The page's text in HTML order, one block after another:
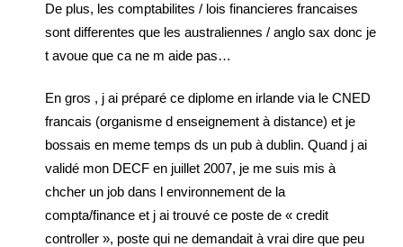
De plus, les comptabilites / lois financieres francaises
sont differentes que les australiennes / anglo sax donc je
t avoue que ca ne m aide pas…
En gros , j ai préparé ce diplome en irlande via le CNED
francais (organisme d enseignement à distance) et je
bossais en meme temps ds un pub à dublin. Quand j ai
validé mon DECF en juillet 2007, je me suis mis à
chcher un job dans l environnement de la
compta/finance et j ai trouvé ce poste de « credit
controller », poste qui ne demandait à vrai dire que peu